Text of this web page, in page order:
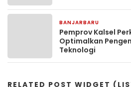
BANJARBARU
Pemprov Kalsel
Optimalkan
Teknologi
RELATED POST WIDGET